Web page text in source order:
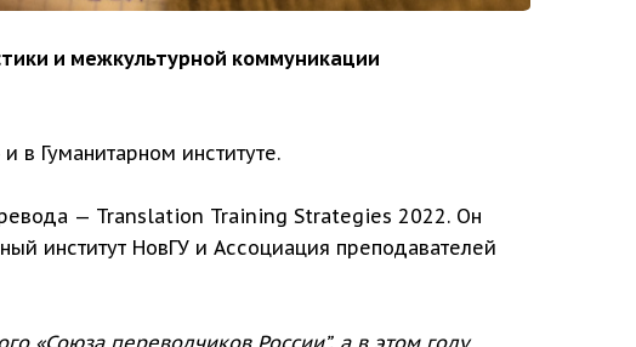
и межкультурной коммуникации
Гуманитарном институте.
— Translation Training Strategies 2022. Он
институт НовГУ и Ассоциация преподавателей